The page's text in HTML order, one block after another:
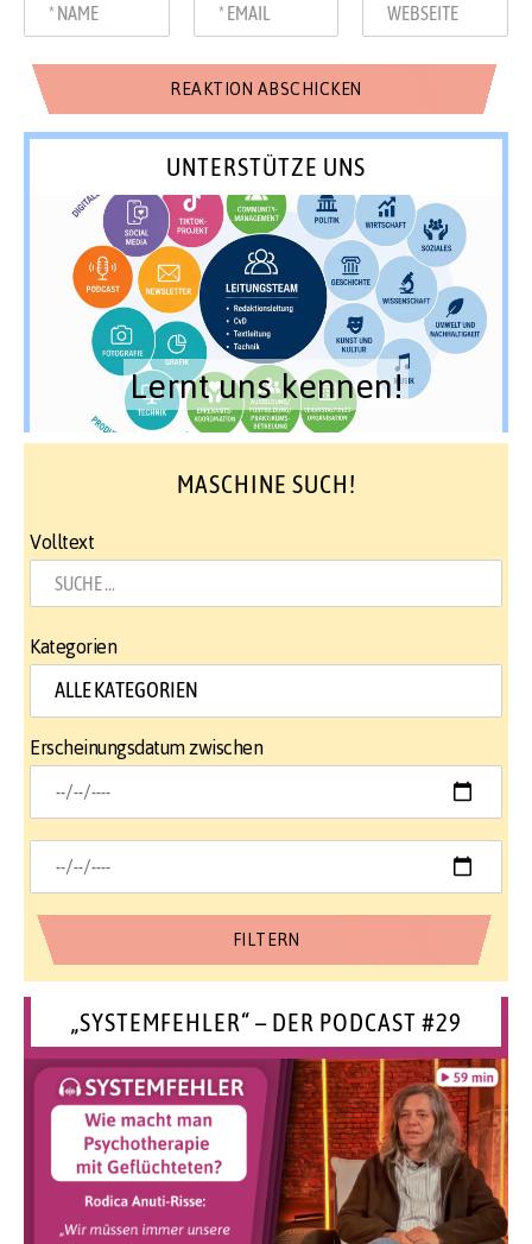
UNTERSTÜTZE UNS
Lernt uns kennen!
MASCHINE SUCH!
Volltext
Kategorien
Erscheinungsdatum zwischen
„SYSTEMFEHLER“ – DER PODCAST #29